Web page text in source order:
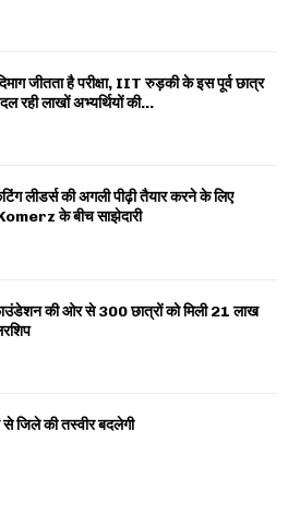
जीतता है परीक्षा, IIT रुड़की के इस पूर्व छात्र
रही लाखों अभ्यर्थियों की...
लीडर्स की अगली पीढ़ी तैयार करने के लिए
के बीच साझेदारी
की ओर से 300 छात्रों को मिली 21 लाख
जिले की तस्वीर बदलेगी